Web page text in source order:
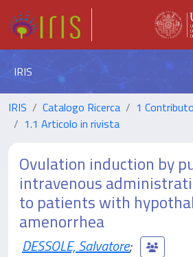
IRIS
IRIS Catalogo Ricerca
1
1.1 Articolo in rivista
Ovulation induction by
intravenous
to patients with
amenorrhea
DESSOLE, Salvatore;